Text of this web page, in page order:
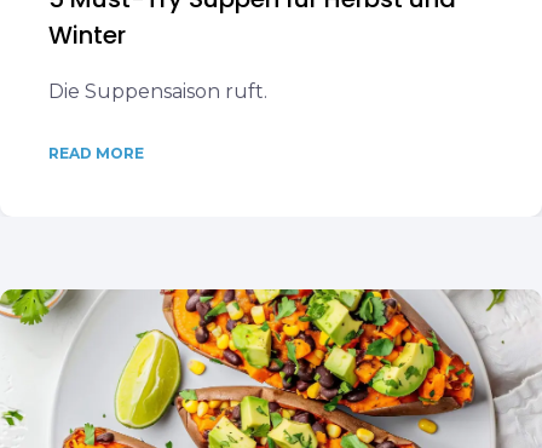
Winter
Die Suppensaison ruft.
READ MORE